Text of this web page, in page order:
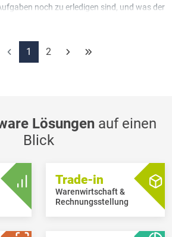
noch zu erledigen sind, und was der
jetzt automatisch im Hintergrund
1 2
Lösungenauf einen
Blick
Trade-in
Warenwirtschaft &
Rechnungsstellung